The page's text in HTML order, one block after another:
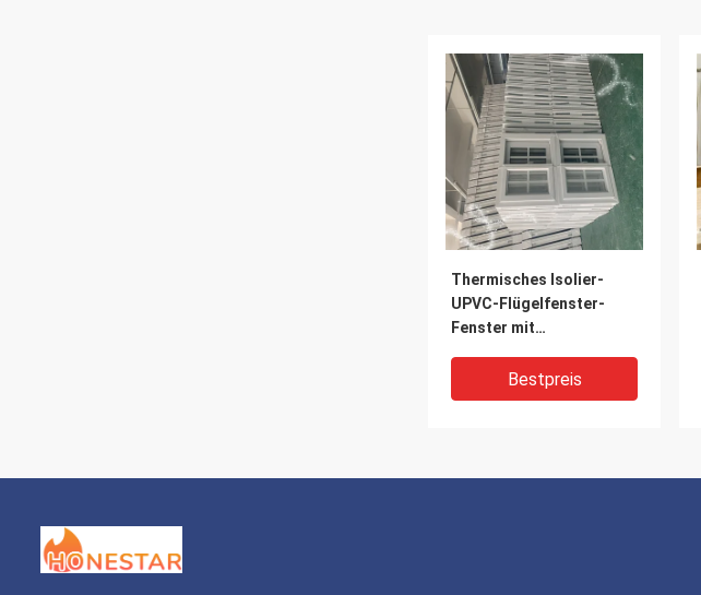
Thermisches Isolier-
UPVC-Flügelfenster-
Fenster mit
nem GlasBestpreis